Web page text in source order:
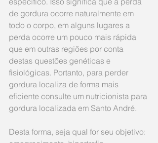
de gordura ocorre naturalmente em
todo o corpo, em alguns lugares a
perda ocorre um pouco mais rápida
que em outras regiões por conta
destas questões genéticas e
fisiológicas. Portanto, para perder
gordura localiza de forma mais
eficiente consulte um nutricionista para
gordura localizada em Santo André.
Desta forma, seja qual for seu objetivo: